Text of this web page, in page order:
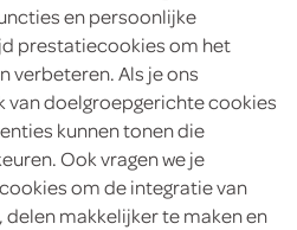
en persoonlijke
prestatiecookies om het
verbeteren. Als je ons
van doelgroepgerichte cookies
kunnen tonen die
Ook vragen we je
om de integratie van
makkelijker te maken en